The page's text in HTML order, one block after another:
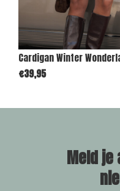
Cardigan Winter
€39,95
Meld je